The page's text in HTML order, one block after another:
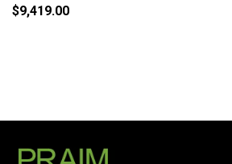
$9,419.00